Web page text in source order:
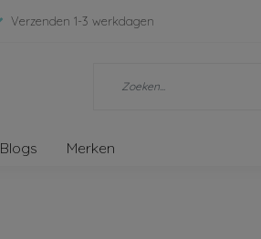
Verzenden 1-3 werkdagen
Blogs Merken